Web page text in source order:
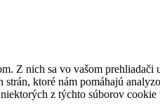
Z nich sa vo vašom
ktoré nám pomáhajú
z týchto súborov